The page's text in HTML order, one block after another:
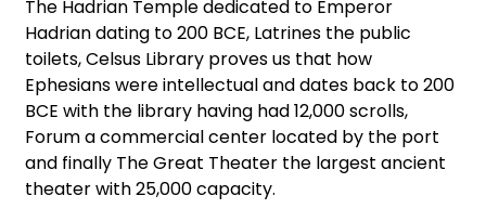
The Hadrian Temple dedicated to Emperor
Hadrian dating to 200 BCE, Latrines the public
toilets, Celsus Library proves us that how
Ephesians were intellectual and dates back to 200
BCE with the library having had 12,000 scrolls,
Forum a commercial center located by the port
and finally The Great Theater the largest ancient
theater with 25,000 capacity.